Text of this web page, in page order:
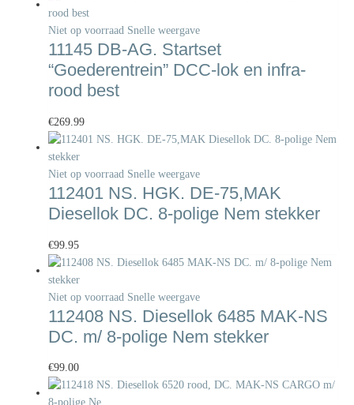
Niet op voorraad Snelle weergave
11145 DB-AG. Startset
“Goederentrein” DCC-lok en infra-
rood best
€269.99
Niet op voorraad Snelle weergave
112401 NS. HGK. DE-75,MAK
Diesellok DC. 8-polige Nem stekker
€99.95
Niet op voorraad Snelle weergave
112408 NS. Diesellok 6485 MAK-NS
DC. m/ 8-polige Nem stekker
€99.00